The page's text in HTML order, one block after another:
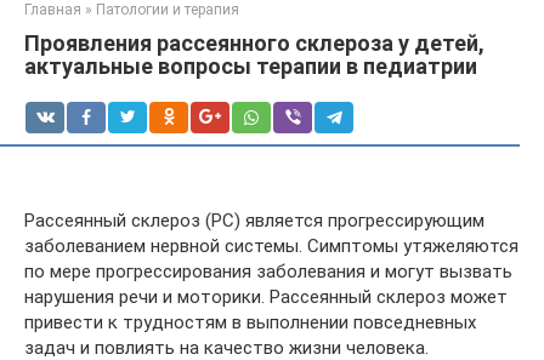
Главная » Патологии и терапия
Проявления рассеянного склероза у детей,
актуальные вопросы терапии в педиатрии
Рассеянный склероз (РС) является прогрессирующим
заболеванием нервной системы. Симптомы утяжеляются
по мере прогрессирования заболевания и могут вызвать
нарушения речи и моторики. Рассеянный склероз может
привести к трудностям в выполнении повседневных
задач и повлиять на качество жизни человека.